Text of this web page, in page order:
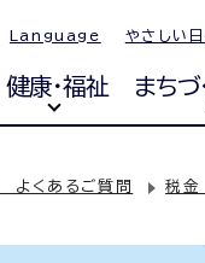
Language やさしい
健康・福祉 まちづ
よくあるご質問 税金